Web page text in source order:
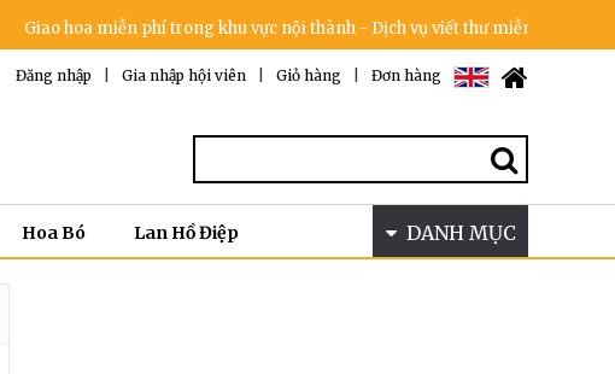
Giao hoa miễn phí trong khu vực nội thành - Dịch vụ viết thư miễn phí - Cam
Đơn hàng
Giỏ hàng
Gia nhập hội viên
Đăng nhập
Hoa Bó Lan Hồ Điệp DANH MỤC